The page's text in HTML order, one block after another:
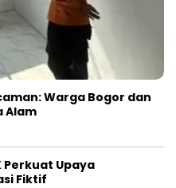
Warga Bogor dan
Alam
Perkuat Upaya
Fiktif